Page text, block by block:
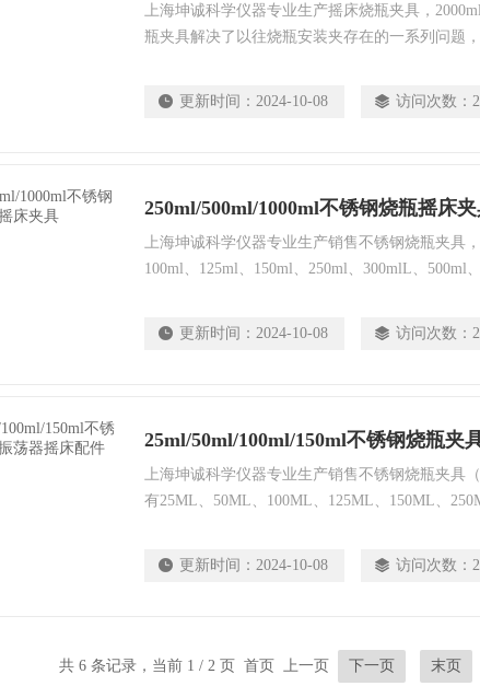
上海坤诚科学仪器专业生产摇床烧瓶夹具，
瓶夹具​解决了以往烧瓶安装夹存在的一系列问题
月异的生物工程领域里，老师们对此提出了越来
更新时间： 2024-10-08 访问次数：
250ml/500ml/1000ml不锈钢烧瓶摇床
上海坤诚科学仪器专业生产销售不锈钢烧瓶夹具，
100ml、125ml、150ml、250ml、300mlL、500ml
摇床夹具*，产品三包。
更新时间： 2024-10-08 访问次数：
25ml/50ml/100ml/150ml不锈钢烧瓶夹
上海坤诚科学仪器专业生产销售不锈钢烧瓶夹具
有25ML、50ML、100ML、125ML、150ML、
更新时间： 2024-10-08 访问次数：
共 6 条记录，当前 1 / 2 页 首页 上一页 下一页 末页